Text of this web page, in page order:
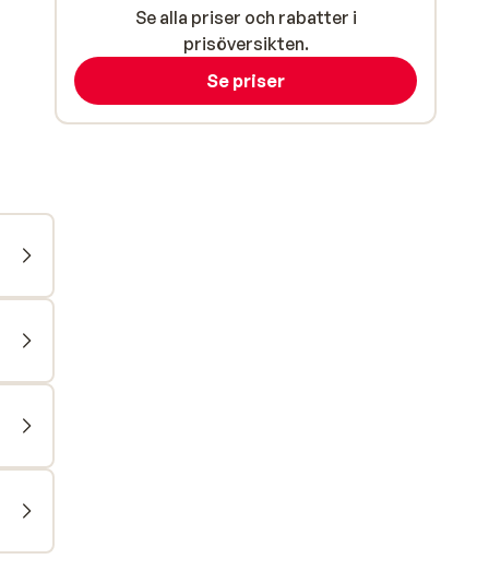
Se alla priser och rabatter i
prisöversikten.
Se priser